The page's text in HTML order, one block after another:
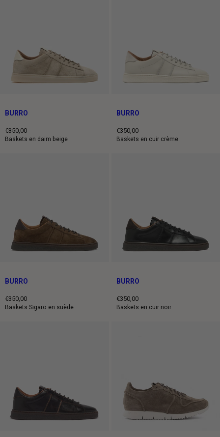
BURRO
€350,00
Prix
Baskets en daim beige
BURRO
€350,00
Prix
Baskets en cuir crème
BURRO
€350,00
Prix
Baskets Sigaro en suède
BURRO
€350,00
Prix
Baskets en cuir noir